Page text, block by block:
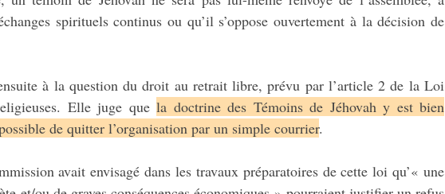
spirituels continus ou qu’il s’oppose ouvertement à la décision de
à la question du droit au retrait libre, prévu par l’article 2 de la Loi
Elle juge quela doctrine des Témoins de Jéhovah y est bien
de quitter l’organisation par un simple courrier.
avait envisagé dans les travaux préparatoires de cette loi qu’« une